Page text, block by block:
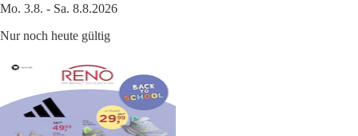
Mo. 3.8. - Sa. 8.8.2026
Nur noch heute gültig